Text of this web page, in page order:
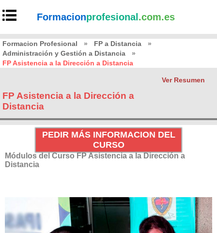
Formacionprofesional .com.es
Formacion Profesional » FP a Distancia
»
Administración y Gestión a Distancia
»
FP Asistencia a la Dirección a Distancia
Ver Resumen
FP Asistencia a la Dirección a
Distancia
PEDIR MÁS INFORMACION DEL
CURSO
Módulos del Curso FP Asistencia a la Dirección a
Distancia